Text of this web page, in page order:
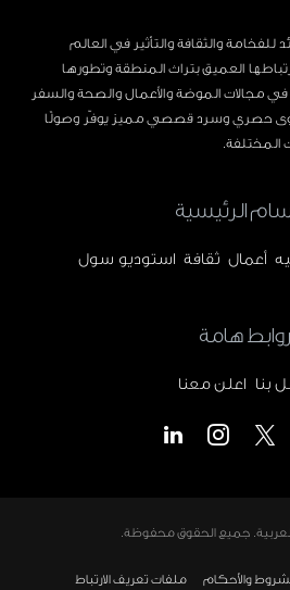
والثقافة والتأثير في العالم
العميق بتراث المنطقة وتطورها
في مجالات الموضة والأعمال والصحة والسفر
حصري وسرد قصصي مميز يوفّر وصولًا
المختلفة.
الرئيسية
أعمال ثقافة استوديو سول
روابط هامة
بنا اعلن معنا
. جميع الحقوق محفوظة.
والأحكام ملفات تعريف الارتباط